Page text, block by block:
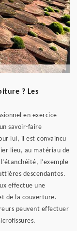
? Les
en exercice
savoir-faire
lui, il est convaincu
lieu, au matériau de
l’exemple
descendantes.
effectue une
de la couverture.
peuvent effectuer